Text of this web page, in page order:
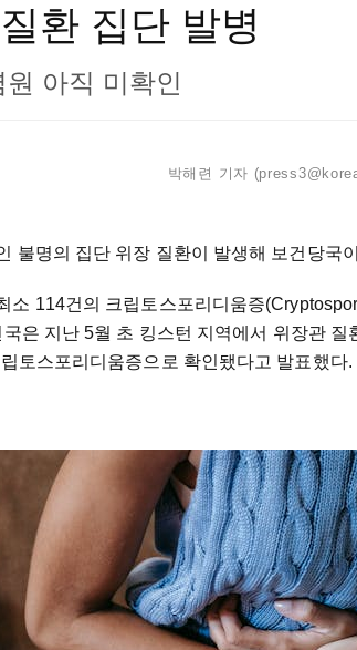
환 집단 발병
아직 미확인
박해련 기자
불명의 집단 위장 질환이 발생해 보건당국
소 114건의 크립토스포리디움증
은 지난 5월 초 킹스턴 지역에서 위장관 질
토스포리디움증으로 확인됐다고 발표했다.